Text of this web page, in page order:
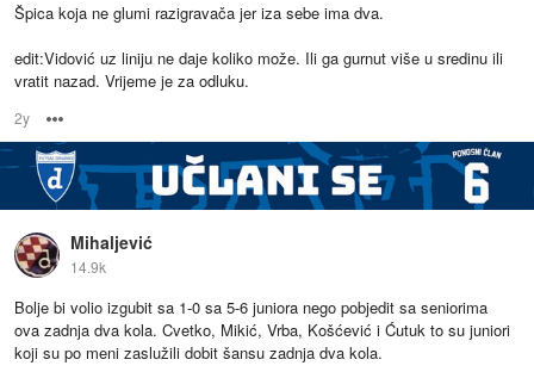
Špica koja ne glumi razigravača jer iza sebe ima dva.
edit:Vidović uz liniju ne daje koliko može. Ili ga gurnut više u sredinu ili
vratit nazad. Vrijeme je za odluku.
2y
Mihaljević
14.9k
Bolje bi volio izgubit sa 1-0 sa 5-6 juniora nego pobjedit sa seniorima
ova zadnja dva kola. Cvetko, Mikić, Vrba, Košćević i Ćutuk to su juniori
koji su po meni zaslužili dobit šansu zadnja dva kola.